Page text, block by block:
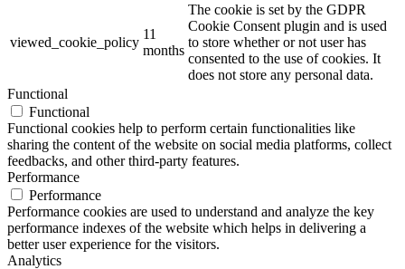
viewed_cookie_policy
11
months
The cookie is set by the GDPR
Cookie Consent plugin and is used
to store whether or not user has
consented to the use of cookies. It
does not store any personal data.
Functional
Functional
Functional cookies help to perform certain functionalities like
sharing the content of the website on social media platforms, collect
feedbacks, and other third-party features.
Performance
Performance
Performance cookies are used to understand and analyze the key
performance indexes of the website which helps in delivering a
better user experience for the visitors.
Analytics